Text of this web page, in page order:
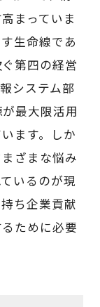
まっていま
生命線であ
第四の経営
システム部
最大限活用
ます。しか
ざまな悩み
いるのが現
ち企業貢献
ために必要